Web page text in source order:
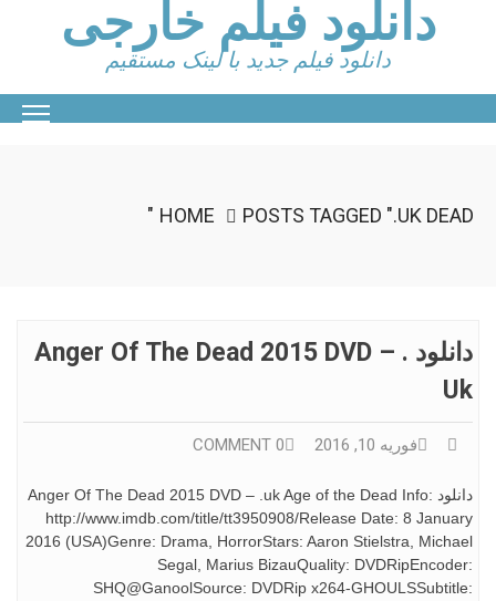
دانلود فیلم خارجی
دانلود فیلم جدید با لینک مستقیم
HOME POSTS TAGGED ".UK DEAD"
دانلود Anger Of The Dead 2015 DVD – .
Uk
فوریه 10, 2016 0 COMMENT
دانلود Anger Of The Dead 2015 DVD – .uk Age of the Dead Info:
http://www.imdb.com/title/tt3950908/Release Date: 8 January
2016 (USA)Genre: Drama, HorrorStars: Aaron Stielstra, Michael
Segal, Marius BizauQuality: DVDRipEncoder:
SHQ@GanoolSource: DVDRip x264-GHOULSSubtitle: